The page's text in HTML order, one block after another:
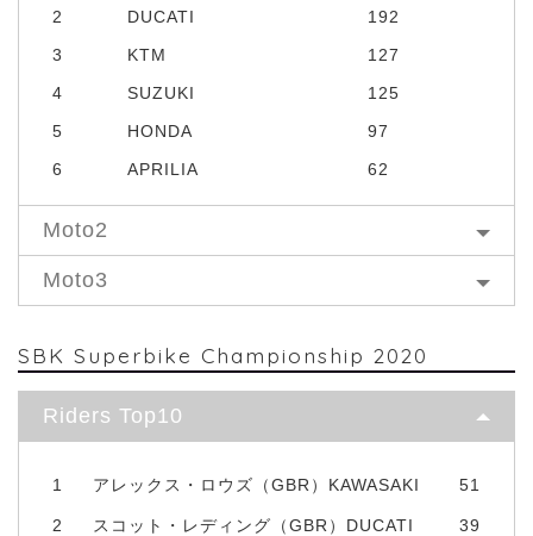
2
DUCATI
192
3
KTM
127
4
SUZUKI
125
5
HONDA
97
6
APRILIA 62
Moto2
Moto3
SBK Superbike Championship 2020
Riders Top10
1 アレックス・ロウズ（GBR）KAWASAKI 51
2 スコット・レディング（GBR）DUCATI 39